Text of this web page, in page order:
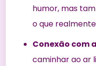
humor, mas
o que
Conexão com
caminhar ao ar